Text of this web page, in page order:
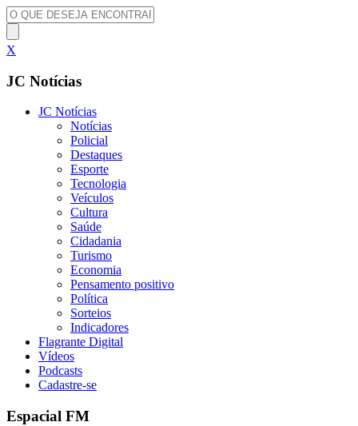
X
JC Notícias
JC Notícias
Notícias
Policial
Destaques
Esporte
Tecnologia
Veículos
Cultura
Saúde
Cidadania
Turismo
Economia
Pensamento positivo
Política
Sorteios
Indicadores
Flagrante Digital
Vídeos
Podcasts
Cadastre-se
Espacial FM